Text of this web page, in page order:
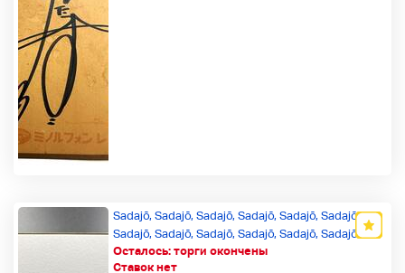
Осталось: торги окончены
Ставок нет
Sadajō, Sadajō, Sadajō, Sadajō, Sadajō, Sadajō,
Sadajō, Sadajō, Sadajō, Sadajō, Sadajō, Sadajō
Новый товар